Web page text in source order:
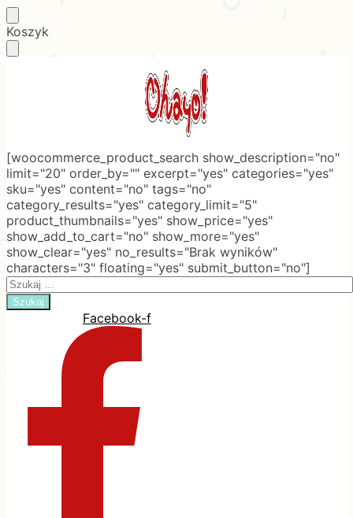
Skip
to
Skip
to
Koszyk
[woocommerce_product_search show_description="no"
limit="20" order_by="" excerpt="yes" categories="yes"
sku="yes" content="no" tags="no"
category_results="yes" category_limit="5"
product_thumbnails="yes" show_price="yes"
show_add_to_cart="no" show_more="yes"
show_clear="yes" no_results="Brak wyników"
characters="3" floating="yes" submit_button="no"]
Search
for:
Facebook-f